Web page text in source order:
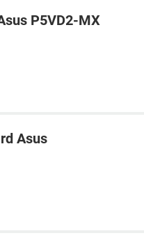
P5VD2-MX
Asus